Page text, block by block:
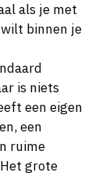
als je met
binnen je
is niets
een eigen
een
ruime
grote